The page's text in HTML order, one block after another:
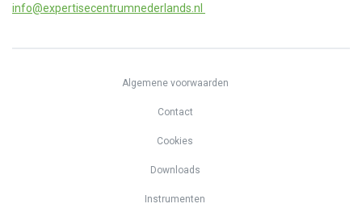
info@expertisecentrumnederlands.nl
Algemene voorwaarden
Contact
Cookies
Downloads
Instrumenten